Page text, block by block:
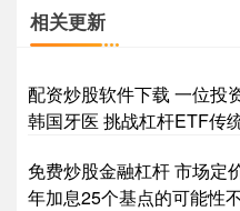
相关更新
配资炒股软件下载 一位投
韩国牙医 挑战杠杆ETF传
免费炒股金融杠杆 市场定
年加息25个基点的可能性